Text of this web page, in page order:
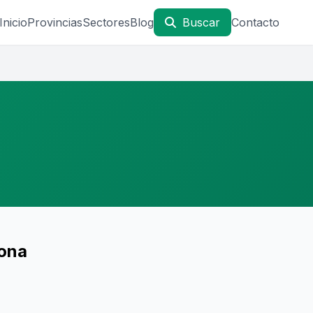
InicioProvinciasSectoresBlog Buscar Contacto